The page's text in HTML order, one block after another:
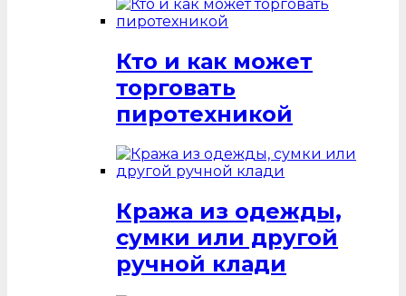
Кто и как может
торговать
пиротехникой
Кража из одежды,
сумки или другой
ручной клади